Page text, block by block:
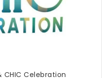
CHIC Celebration